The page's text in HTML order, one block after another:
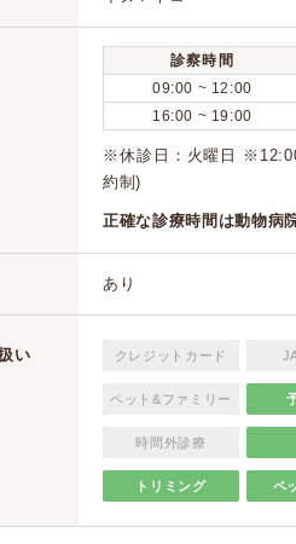
診察時間
09:00 ~ 12:00
16:00 ~ 19:00
※休診日：火曜日
約制)
正確な診療時間は動物病
あり
い クレジットカード
ペット&ファミリー
時間外診療
トリミング ペ